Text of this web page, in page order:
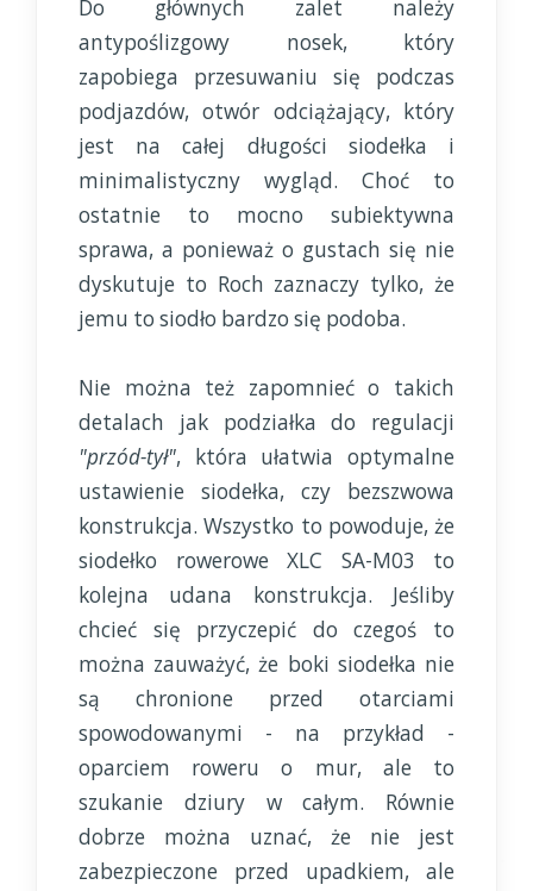
Do głównych zalet należy
antypoślizgowy nosek, który
zapobiega przesuwaniu się podczas
podjazdów, otwór odciążający, który
jest na całej długości siodełka i
minimalistyczny wygląd. Choć to
ostatnie to mocno subiektywna
sprawa, a ponieważ o gustach się nie
dyskutuje to Roch zaznaczy tylko, że
jemu to siodło bardzo się podoba.
Nie można też zapomnieć o takich
detalach jak podziałka do regulacji
"przód-tył", która ułatwia optymalne
ustawienie siodełka, czy bezszwowa
konstrukcja. Wszystko to powoduje, że
siodełko rowerowe XLC SA-M03 to
kolejna udana konstrukcja. Jeśliby
chcieć się przyczepić do czegoś to
można zauważyć, że boki siodełka nie
są chronione przed otarciami
spowodowanymi - na przykład -
oparciem roweru o mur, ale to
szukanie dziury w całym. Równie
dobrze można uznać, że nie jest
zabezpieczone przed upadkiem, ale